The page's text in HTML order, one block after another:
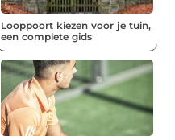
Looppoort kiezen voor je tuin,
een complete gids